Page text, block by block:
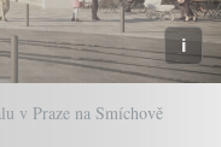
v Praze na Smíchově